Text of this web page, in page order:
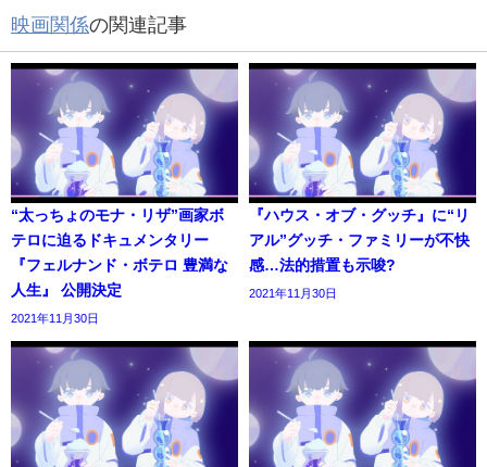
映画関係の関連記事
“太っちょのモナ・リザ”画家ボ
テロに迫るドキュメンタリー
『フェルナンド・ボテロ 豊満な
人生』 公開決定
2021年11月30日
『ハウス・オブ・グッチ』に“リ
アル”グッチ・ファミリーが不快
感…法的措置も示唆?
2021年11月30日